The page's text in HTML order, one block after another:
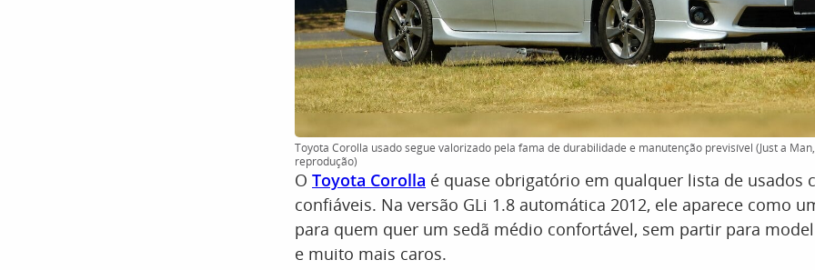
Toyota Corolla usado segue valorizado pela fama de durabilidade e manutenção previsível (Just a
reprodução)
O Toyota Corolla é quase obrigatório em qualquer lista de usados
confiáveis. Na versão GLi 1.8 automática 2012, ele aparece como
para quem quer um sedã médio confortável, sem partir para
e muito mais caros.